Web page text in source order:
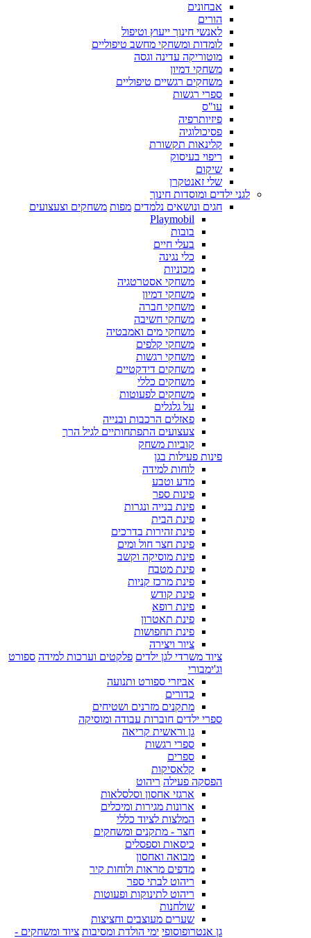
אבחונים
הורים
לאנשי חינוך ייעוץ וטיפול
לומדות ומשחקי מחשב טיפוליים
מוטוריקה עדינה וגסה
משחקי דמיון
משחקים רגשיים טיפוליים
ספרי רגשות
עו"ס
פיזיותרפיה
פסיכולוגיה
קלינאות תקשורת
ריפוי בעיסוק
שיקום
שלי זאנטקרן
לגני ילדים ומוסדות חינוך
חגים ונושאים נלמדים מפות משחקים וצעצועים
Playmobil
בובות
בעלי חיים
כלי נגינה
מכוניות
משחקי אסטרטגיה
משחקי דמיון
משחקי חברה
משחקי חשיבה
משחקי מים ואמבטיה
משחקי קלפים
משחקי רגשות
משחקים דידקטיים
משחקים כללי
משחקים לפעוטות
על גלגלים
פאזלים הרכבות ובנייה
צעצועים התפתחותיים לגיל הרך
קוביות משחק
פינות פעילות בגן
לוחות למידה
מדע וטבע
פינות ספר
פינת בנייה ונגרות
פינת הבית
פינת זהירות בדרכים
פינת חצר חול ומים
פינת מוסיקה וקשב
פינת מטבח
פינת מרכז קניות
פינת קודש
פינת רופא
פינת תאטרון
פינת תחפושות
ציור ויצירה
ציוד משרדי לגן ילדים פלקטים וערכות למידה ספורט
וג'ימבורי
אביזרי ספורט ותנועה
כדורים
מתקנים מזרנים ושטיחים
ספרי ילדים חוברות עבודה ומוסיקה
גן וראשית קריאה
ספרי רגשות
ספרים
קלאסיקות
הפסקה פעילה ריהוט
ארגזי אחסון וסלסלאות
ארונות מגירות ומיכלים
המלצות לציוד כללי
חצר - מתקנים ומשחקים
כיסאות וספסלים
מבואה ואחסון
מדפים מראות ולוחות קיר
ריהוט לבתי ספר
ריהוט לתינוקות ופעוטות
שולחנות
שערים מעוצבים וחציצות
גן אנטרופוסופי ימי הולדת ומסיבות ציוד ומשחקים -